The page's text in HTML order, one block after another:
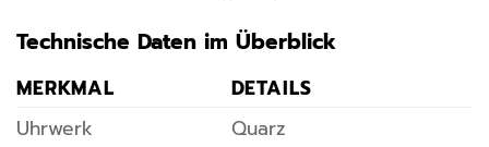
Technische Daten im Überblick
MERKMAL
DETAILS
Uhrwerk
Quarz